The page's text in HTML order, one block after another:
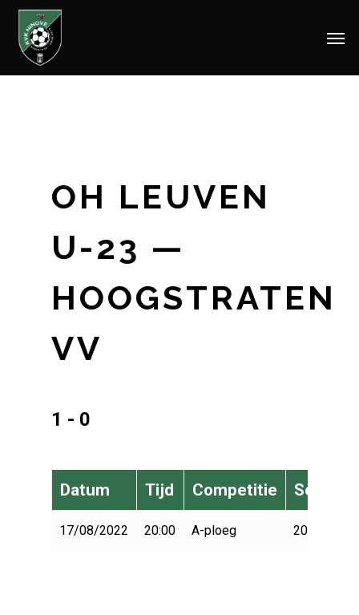
Skip
OH LEUVEN
U-23 —
HOOGSTRATEN
VV
1 - 0
Datum Tijd Competitie Seizoen
17/08/2022 20:00 A-ploeg 2022-2023